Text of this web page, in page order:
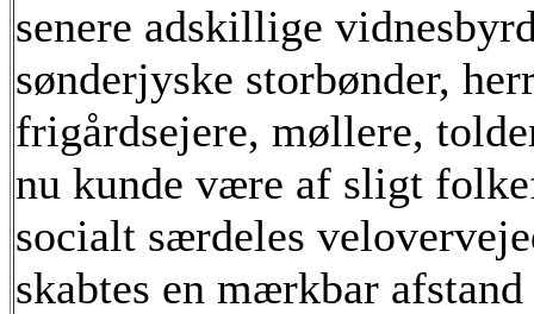
senere adskillige
sønderjyske storbønder,
frigårdsejere, møllere,
nu kunde være af sligt
socialt særdeles
skabtes en mærkbar